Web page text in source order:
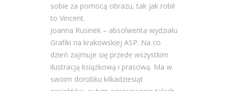
sobie za pomocą obrazu, tak jak robił
to Vincent.
Joanna Rusinek – absolwenta wydziału
Grafiki na krakowskiej ASP. Na co
dzień zajmuje się przede wszystkim
ilustracją książkową i prasową. Ma w
swoim dorobku kilkadziesiąt